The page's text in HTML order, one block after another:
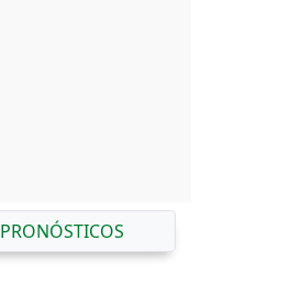
PRONÓSTICOS